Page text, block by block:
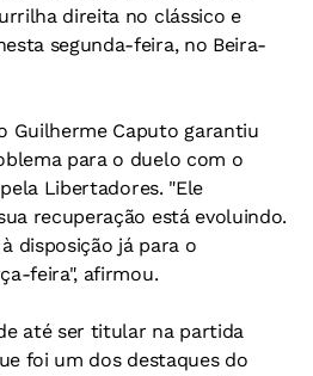
direita no clássico e
segunda-feira, no Beira-
Guilherme Caputo garantiu
para o duelo com o
Libertadores. "Ele
recuperação está evoluindo.
disposição já para o
feira", afirmou.
até ser titular na partida
foi um dos destaques do